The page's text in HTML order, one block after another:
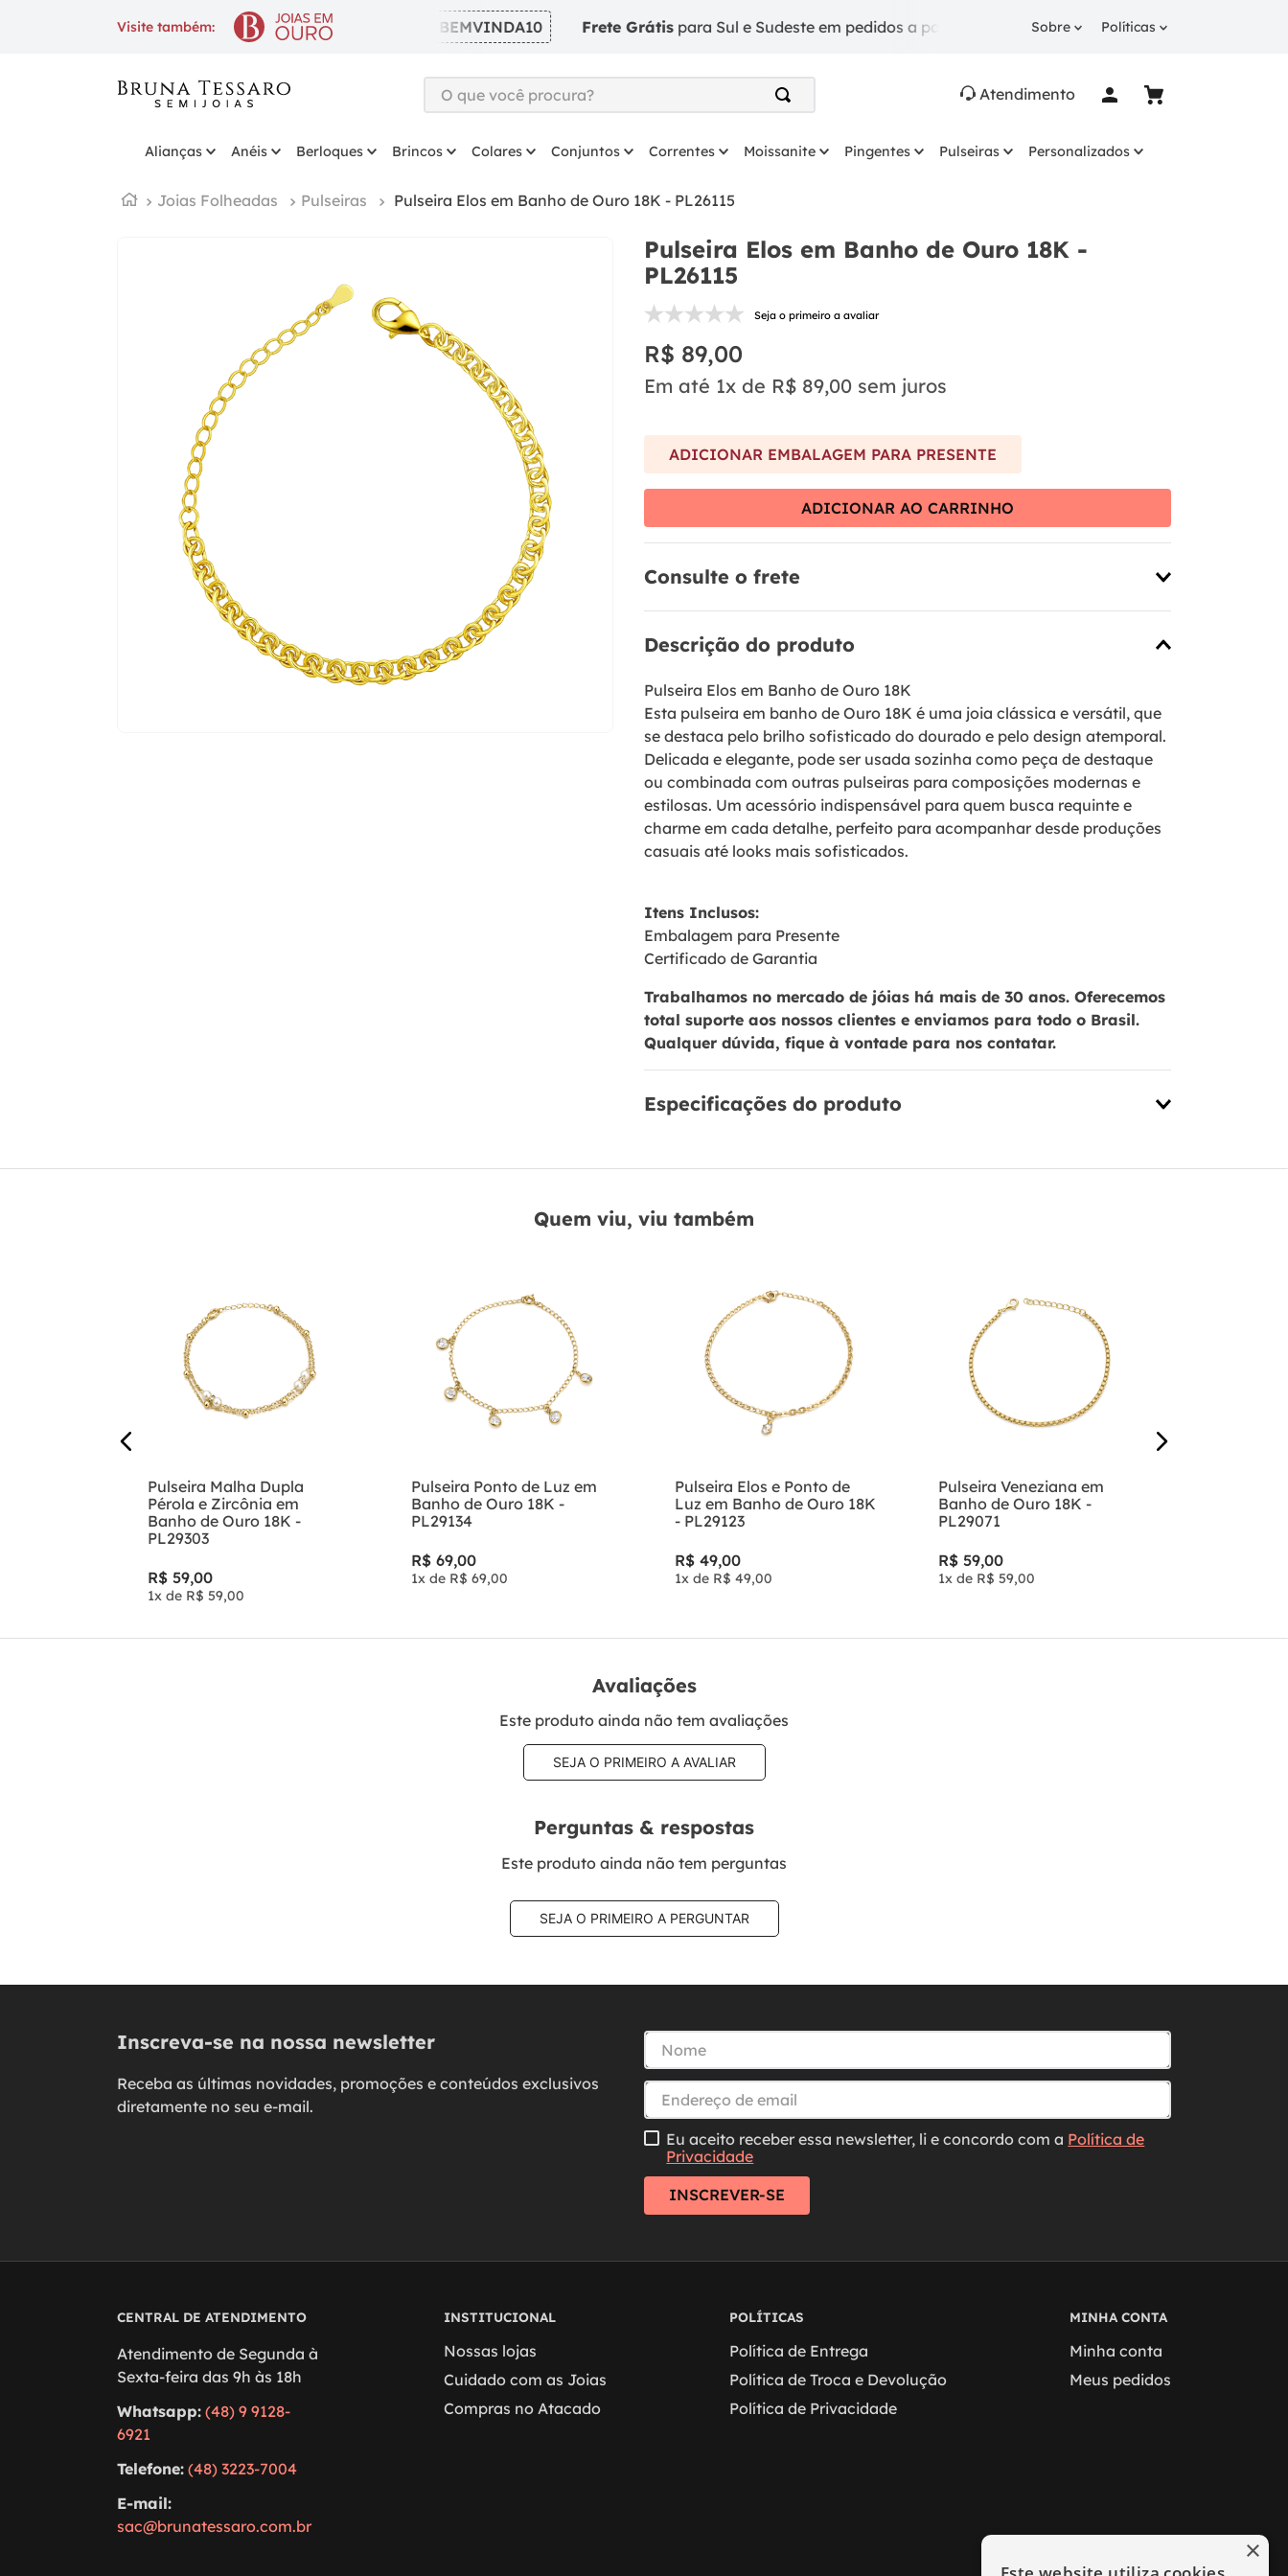
Visite também:
10% OFFna 1ª compra com cupom BEMVINDA10 Frete Grátispara Sul e Sudeste em pedidos a partir de R$ 249. 10% OFFna 1ª compra com
Sobre Políticas
O que você procura?
2º
solitário
6º
7º
prata
brinco
anel prata
Atendimento
Alianças Anéis Berloques Brincos Colares Conjuntos Correntes Moissanite Pingentes Pulseiras Personalizados
Joias Folheadas Pulseiras Pulseira Elos em Banho de Ouro 18K - PL26115
Pulseira Elos em Banho de Ouro 18K -
PL26115
Seja o primeiro a avaliar
R$ 89,00
Em até 1x de R$ 89,00 sem juros
ADICIONAR EMBALAGEM PARA PRESENTE
ADICIONAR AO CARRINHO
Consulte o frete
Descrição do produto
Pulseira Elos em Banho de Ouro 18K
Esta pulseira em banho de Ouro 18K é uma joia clássica e versátil, que
se destaca pelo brilho sofisticado do dourado e pelo design atemporal.
Delicada e elegante, pode ser usada sozinha como peça de destaque
ou combinada com outras pulseiras para composições modernas e
estilosas. Um acessório indispensável para quem busca requinte e
charme em cada detalhe, perfeito para acompanhar desde produções
casuais até looks mais sofisticados.
Itens Inclusos:
Embalagem para Presente
Certificado de Garantia
Trabalhamos no mercado de jóias há mais de 30 anos. Oferecemos
total suporte aos nossos clientes e enviamos para todo o Brasil.
Qualquer dúvida, fique à vontade para nos contatar.
Especificações do produto
Quem viu, viu também
Pulseira Malha Dupla
Pérola e Zircônia em
Banho de Ouro 18K -
PL29303
R$ 59,00
1x de R$ 59,00
Pulseira Ponto de Luz em
Banho de Ouro 18K -
PL29134
R$ 69,00
1x de R$ 69,00
Pulseira Elos e Ponto de
Luz em Banho de Ouro 18K
- PL29123
R$ 49,00
1x de R$ 49,00
Pulseira Veneziana em
Banho de Ouro 18K -
PL29071
R$ 59,00
1x de R$ 59,00
Avaliações
Este produto ainda não tem avaliações
SEJA O PRIMEIRO A AVALIAR
Perguntas & respostas
Este produto ainda não tem perguntas
SEJA O PRIMEIRO A PERGUNTAR
Inscreva-se na nossa newsletter
Receba as últimas novidades, promoções e conteúdos exclusivos
diretamente no seu e-mail.
Eu aceito receber essa newsletter, li e concordo com a Política de
Privacidade
INSCREVER-SE
CENTRAL DE ATENDIMENTO
Atendimento de Segunda à
Sexta-feira das 9h às 18h
Whatsapp: (48) 9 9128-
6921
Telefone: (48) 3223-7004
E-mail:
sac@brunatessaro.com.br
INSTITUCIONAL
Nossas lojas
Cuidado com as Joias
Compras no Atacado
POLÍTICAS
Política de Entrega
Política de Troca e Devolução
Política de Privacidade
MINHA CONTA
Minha conta
Meus pedidos
×